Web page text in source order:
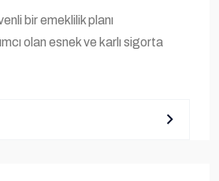
bir emeklilik planı
olan esnek ve karlı sigorta